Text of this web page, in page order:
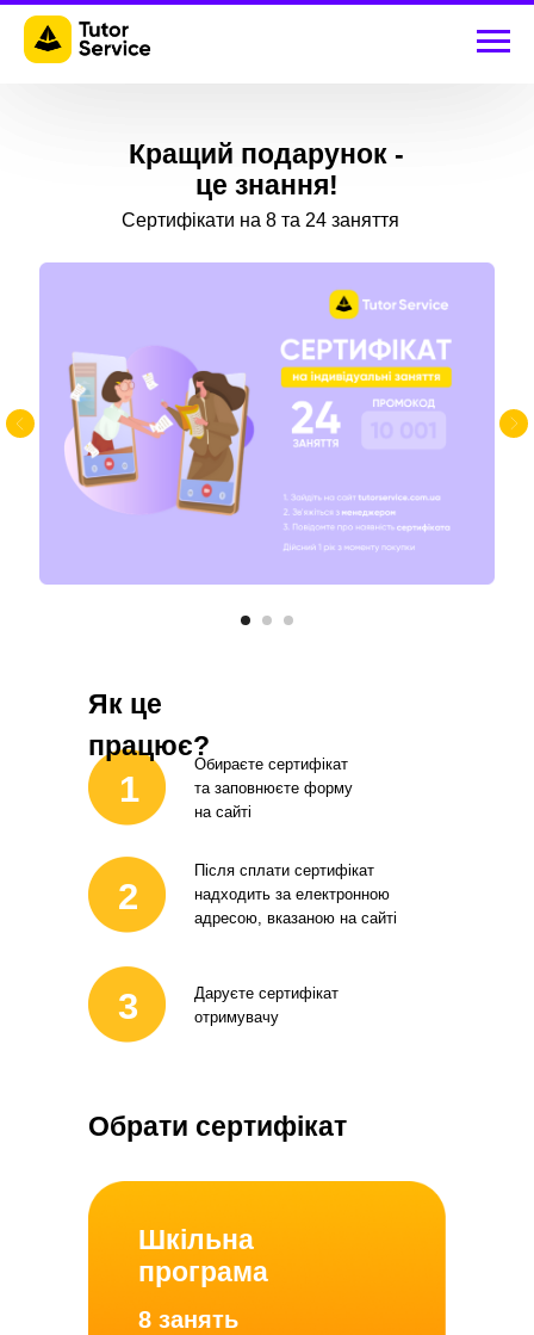
Кращий подарунок -
це знання!
Сертифікати на 8 та 24 заняття
Обираєте сертифікат
та заповнюєте форму
на сайті
Після сплати сертифікат
надходить за електронною
адресою, вказаною на сайті
Даруєте сертифікат
отримувачу
1
2
3
Як це
працює?
Обрати сертифікат
Шкільна
програма
8 занять